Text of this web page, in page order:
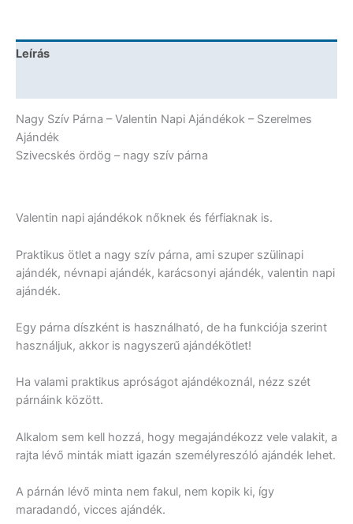
Napi
Szerelmes
Ajándék
mennyiség
Leírás
Nagy Szív Párna – Valentin Napi Ajándékok – Szerelmes
Ajándék
Szivecskés ördög – nagy szív párna
Valentin napi ajándékok nőknek és férfiaknak is.
Praktikus ötlet a nagy szív párna, ami szuper szülinapi
ajándék, névnapi ajándék, karácsonyi ajándék, valentin napi
ajándék.
Egy párna díszként is használható, de ha funkciója szerint
használjuk, akkor is nagyszerű ajándékötlet!
Ha valami praktikus apróságot ajándékoznál, nézz szét
párnáink között.
Alkalom sem kell hozzá, hogy megajándékozz vele valakit, a
rajta lévő minták miatt igazán személyreszóló ajándék lehet.
A párnán lévő minta nem fakul, nem kopik ki, így
maradandó, vicces ajándék.